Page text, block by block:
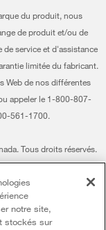
du produit, nous
de produit et/ou de
de service et d'assistance
limitée du fabricant.
Web de nos différentes
appeler le 1-800-807-
561-1700.
Tous droits réservés.
de leurs compagnies
Century, Mississauga
notre site,
stockés sur